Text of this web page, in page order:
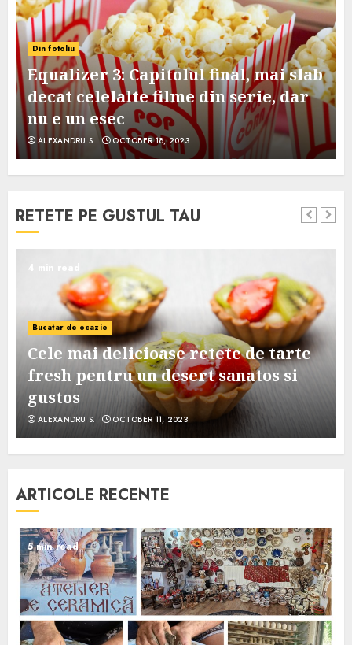
Din fotoliu
Equalizer 3: Capitolul final, mai slab
decat celelalte filme din serie, dar
nu e un esec
ALEXANDRU S. OCTOBER 18, 2023
RETETE PE GUSTUL TAU
4 min read
Bucatar de ocazie
Cele mai delicioase retete de tarte
fresh pentru un desert sanatos si
gustos
ALEXANDRU S. OCTOBER 11, 2023
ARTICOLE RECENTE
5 min read